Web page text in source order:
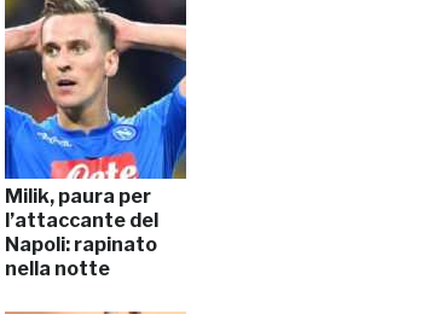
Milik, paura per
l’attaccante del
Napoli: rapinato
nella notte